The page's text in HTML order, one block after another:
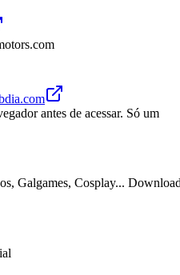
antes de acessar. Só um
Galgames, Cosplay...